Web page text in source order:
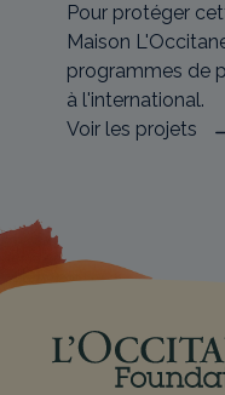
Pour protéger
Maison
programmes de
à l'international.
Voir les projets